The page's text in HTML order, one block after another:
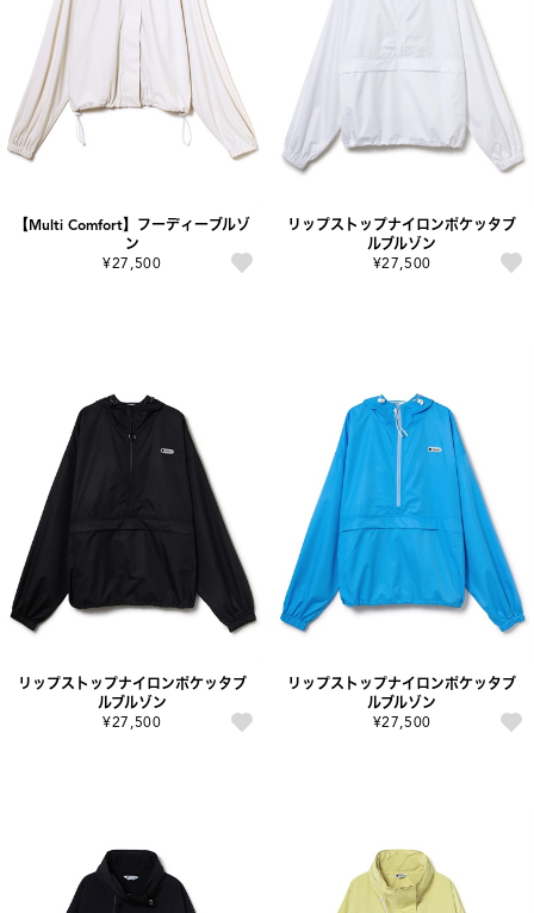
【Multi Comfort】フーディーブルゾ
ン
¥27,500
リップストップナイロンポケッタブ
ルブルゾン
¥27,500
リップストップナイロンポケッタブ
ルブルゾン
¥27,500
リップストップナイロンポケッタブ
ルブルゾン
¥27,500